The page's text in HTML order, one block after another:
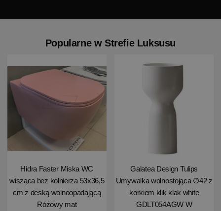
Popularne w Strefie Luksusu
Hidra Faster Miska WC
wisząca bez kołnierza 53x36,5
cm z deską wolnoopadającą
Różowy mat
Galatea Design Tulips
Umywalka wolnostojąca ∅42 z
korkiem klik klak white
GDLT054AGW W